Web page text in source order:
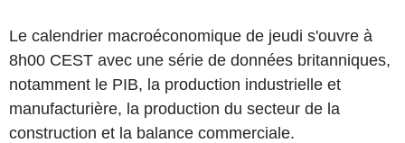
Le calendrier macroéconomique de jeudi s'ouvre à
8h00 CEST avec une série de données britanniques,
notamment le PIB, la production industrielle et
manufacturière, la production du secteur de la
construction et la balance commerciale.